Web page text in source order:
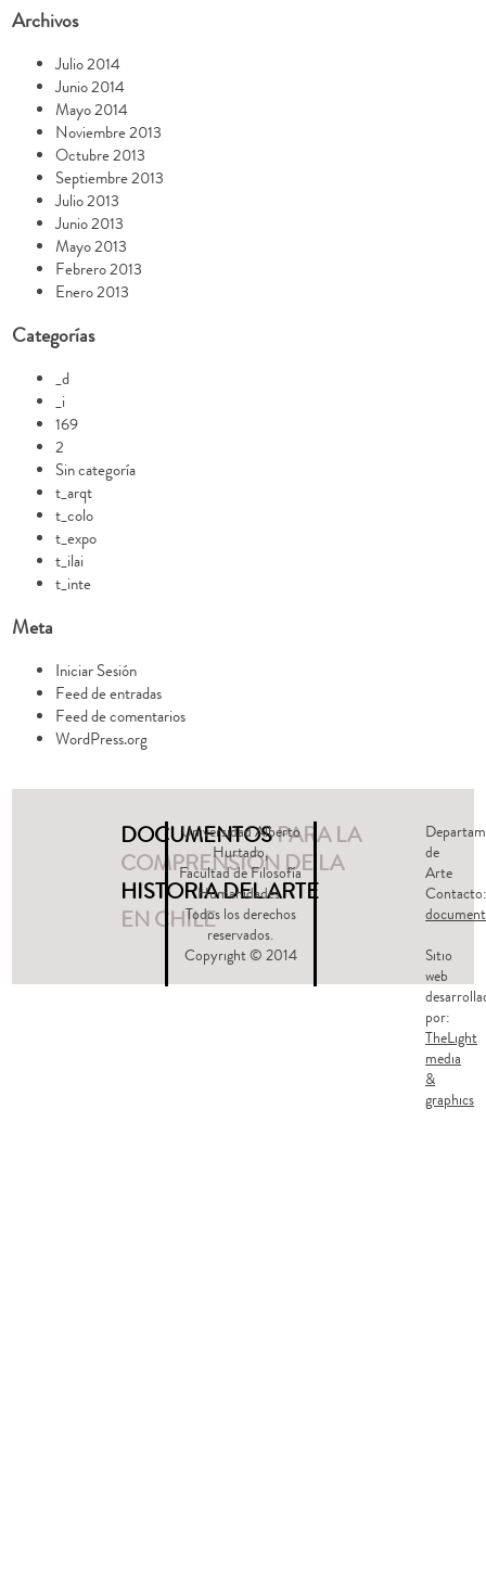
Archivos
Julio 2014
Junio 2014
Mayo 2014
Noviembre 2013
Octubre 2013
Septiembre 2013
Julio 2013
Junio 2013
Mayo 2013
Febrero 2013
Enero 2013
Categorías
_d
_i
169
2
Sin categoría
t_arqt
t_colo
t_expo
t_ilai
t_inte
Meta
Iniciar Sesión
Feed de entradas
Feed de comentarios
WordPress.org
DOCUMENTOSPARA LA
COMPRENSIÓN DE LA
HISTORIA DEL ARTE
EN CHILE
Universidad Alberto
Hurtado,
Facultad de Filosofía
Humanidades.
Todos los derechos
reservados.
Copyright © 2014
de
Arte
Sitio
web
por:
TheLight
media
&
graphics